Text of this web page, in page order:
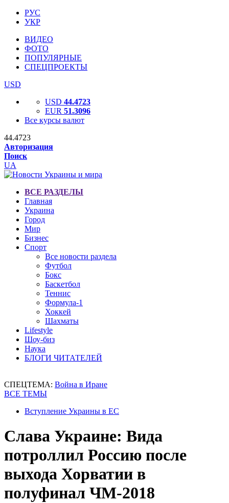
РУС
УКР
ВИДЕО
ФОТО
ПОПУЛЯРНЫЕ
СПЕЦПРОЕКТЫ
USD
USD 44.4723
EUR 51.3096
Все курсы валют
44.4723
Авторизация
Поиск
UA
ВСЕ РАЗДЕЛЫ
Главная
Украина
Город
Мир
Бизнес
Спорт
Все новости раздела
Футбол
Бокс
Баскетбол
Теннис
Формула-1
Хоккей
Шахматы
Lifestyle
Шоу-биз
Наука
БЛОГИ ЧИТАТЕЛЕЙ
СПЕЦТЕМА: Война в Иране
ВСЕ ТЕМЫ
Вступление Украины в ЕС
Слава Украине: Вида
потроллил Россию после
выхода Хорватии в
полуфинал ЧМ-2018